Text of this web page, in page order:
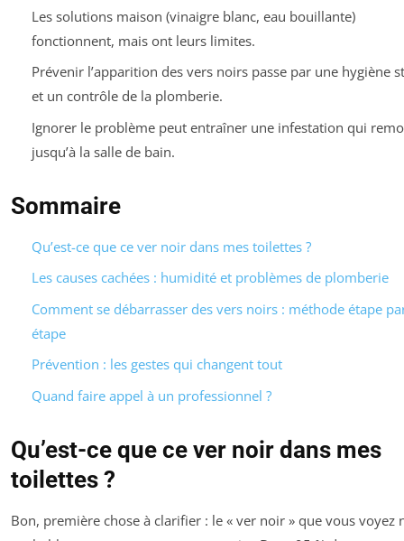
Les solutions maison (vinaigre blanc, eau bouillante)
fonctionnent, mais ont leurs limites.
Prévenir l’apparition des vers noirs passe par une hygiène
et un contrôle de la plomberie.
Ignorer le problème peut entraîner une infestation qui
jusqu’à la salle de bain.
Sommaire
Qu’est-ce que ce ver noir dans mes toilettes ?
Les causes cachées : humidité et problèmes de plomberie
Comment se débarrasser des vers noirs : méthode étape
étape
Prévention : les gestes qui changent tout
Quand faire appel à un professionnel ?
Qu’est-ce que ce ver noir dans mes
toilettes ?
Bon, première chose à clarifier : le « ver noir » que vous voyez